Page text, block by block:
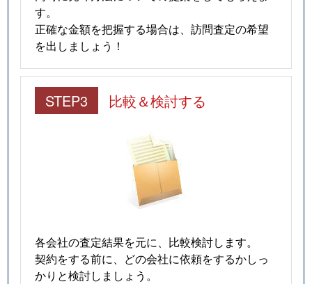
す。
正確な金額を把握する場合は、訪問査定の希望
を出しましょう！
STEP3 比較＆検討する
各会社の査定結果を元に、比較検討します。
契約をする前に、どの会社に依頼をするかしっ
かりと検討しましょう。